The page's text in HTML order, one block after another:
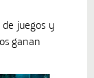
juegos y
ganan